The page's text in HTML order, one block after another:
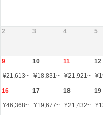
2 3 4 5
9
¥21,613~
10
¥18,831~
11
¥21,921~
12
¥
16
¥46,368~
17
¥19,677~
18
¥21,432~
19
¥